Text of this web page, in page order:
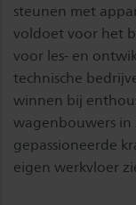
steunen met
voldoet voor het
voor les- en
technische
winnen bij
wagenbouwers in
gepassioneerde
eigen werkvloer